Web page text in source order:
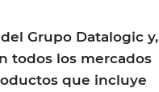
Grupo Datalogic y,
todos los mercados
que incluye